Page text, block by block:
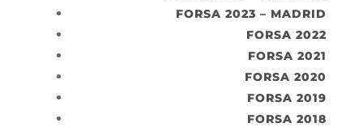
FORSA 2023 – MADRID
FORSA 2022
FORSA 2021
FORSA 2020
FORSA 2019
FORSA 2018